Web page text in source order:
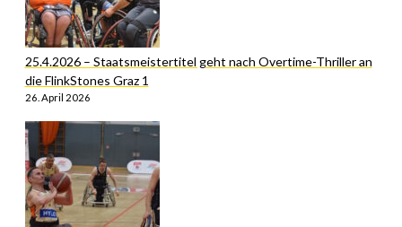
25.4.2026 – Staatsmeistertitel geht nach Overtime-Thriller an
die FlinkStones Graz 1
26. April 2026